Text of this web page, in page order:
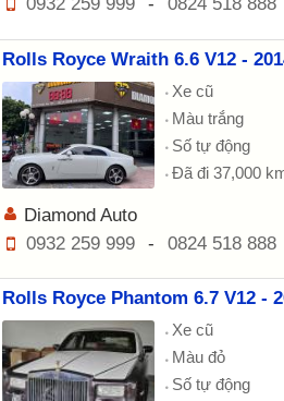
Rolls Royce Wraith 6.6 V12 -
Xe cũ
Màu trắng
Số tự động
Đã đi 37,000
Diamond Auto
0932 259 999
- 0824 518 888
Rolls Royce Phantom 6.7 V12 -
Xe cũ
Màu đỏ
Số tự động